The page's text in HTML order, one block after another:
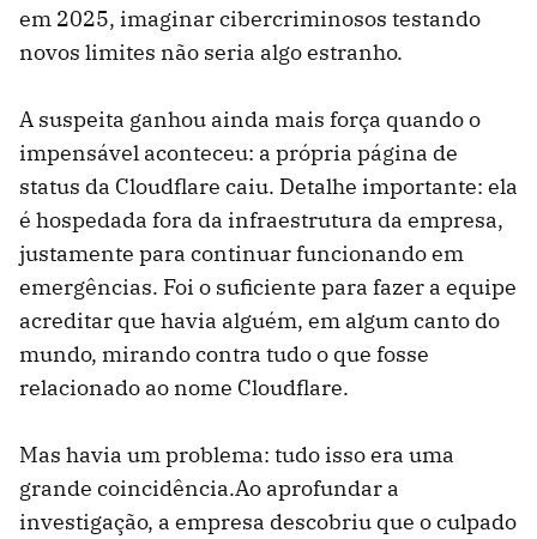
em 2025, imaginar cibercriminosos testando
novos limites não seria algo estranho.
A suspeita ganhou ainda mais força quando o
impensável aconteceu: a própria página de
status da Cloudflare caiu. Detalhe importante: ela
é hospedada fora da infraestrutura da empresa,
justamente para continuar funcionando em
emergências. Foi o suficiente para fazer a equipe
acreditar que havia alguém, em algum canto do
mundo, mirando contra tudo o que fosse
relacionado ao nome Cloudflare.
Mas havia um problema: tudo isso era uma
grande coincidência.Ao aprofundar a
investigação, a empresa descobriu que o culpado